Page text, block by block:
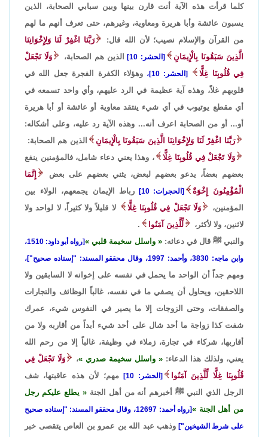
كلما قرأت هذه الآية أنت قارن بينها وبين سبابي الصحابة، الذين
يسبون عائشة وأبا هريرة ومعاوية، وغيرهم، حتى تعرف أنهم ما لهم
من القرآن والإسلام نصيب؛ لأن الله قال:
رَبَّنَا اغْفِرْ لَنَا وَلِإِخْوَانِنَا
الَّذِينَ سَبَقُونَا بِالْإِيمَانِ
[الحشر: 10] الذين هم الصحابة،
وَلَا تَجْعَلْ
فِي قُلُوبِنَا غِلًّا
[الحشر: 10]،
وهؤلاء الكفرة الفجرة جعل الله في
قلوبهم غلاً، وهذه آية عظيمة في الرد عليهم، وأي واحد تسمعه في
أي مقطع يوتيوب في أي شيء ينتقد معاوية أو عائشة أو أبا هريرة
أو... أو من الصحابة اعرف أنه... وهذه الآية رد عليه، وعلى أشكاله:
رَبَّنَا اغْفِرْ لَنَا وَلِإِخْوَانِنَا الَّذِينَ سَبَقُونَا بِالْإِيمَانِ
الذين هم الصحابة:
وَلَا تَجْعَلْ فِي قُلُوبِنَا غِلًّا
، وهذا يعني دعاء شامل، فالمؤمنين ينفع
بعضهم بعضاً، يدعو بعضهم لبعض، يثني بعضهم على بعض
إِنَّمَا
الْمُؤْمِنُونَ إِخْوَةٌ
[الحجرات: 10]
رباط الإيمان يجمعهم، الولاء بين
المؤمنين،
وَلَا تَجْعَلْ فِي قُلُوبِنَا غِلًّا
لا قليلاً ولا كثيراً، لا لواحد ولا
لاثنين، ولا لأكثر،
لِّلَّذِينَ آمَنُوا
.
والنبي ﷺ قال في دعائه:
واسلل سخيمة قلبي
[رواه أبو داود: 1510،
وابن ماجه: 3830، وأحمد: 1997، وقال محققو المسند: "إسناده صحيح"]،
ومهم جداً أن الواحد ما يحمل في نفسه على إخوانه لا السابقين ولا
اللاحقين، ويحاول أن يصفي ما في نفسه، غالباً الوظائف والتجارات
والصفقات، وحتى الزوجات إلا ما يصير في النفوس شيء، عمرك
شفت كذا زواجة ما أحد شال على أحد شيء أبداً من أقاربه ولا من
أقاربها، شركاء في تجارة، زملاء في وظيفة، غالباً إلا من رحم الله
يعني، ولذلك هذا الدعاء:
واسلل سخيمة صدري ،
وَلَا تَجْعَلْ فِي
قُلُوبِنَا غِلًّا لِّلَّذِينَ آمَنُوا
[الحشر: 10]
مهم؛ لأن هذه عاقبتها، شف
الرجل الذي النبي ﷺ أخبرهم أنه من أهل الجنة
يطلع عليكم رجل
من أهل الجنة
[رواه أحمد: 12697، وقال محققو المسند: "إسناده صحيح
على شرط الشيخين"] وذهب عبد الله بن عمرو بن العاص يتقصى خبر